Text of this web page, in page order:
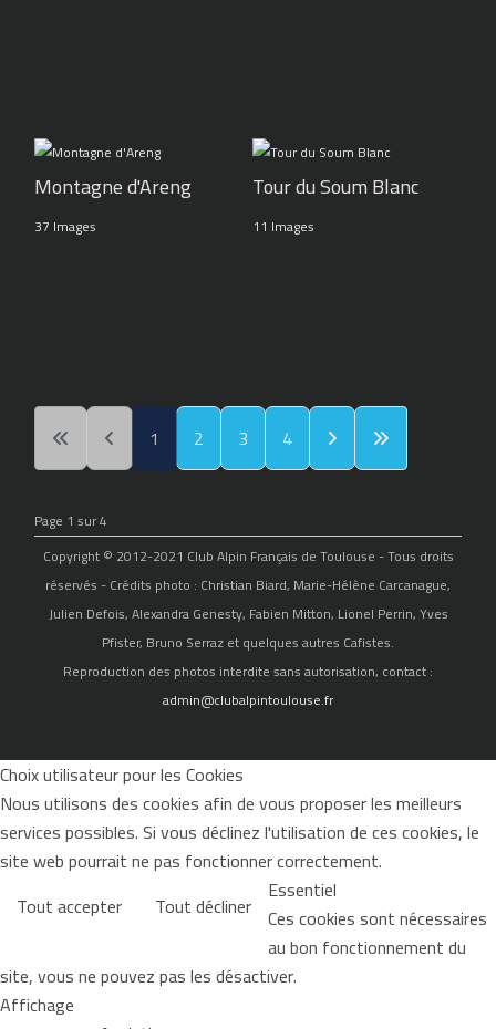
Montagne d'Areng
37 Images
Tour du Soum Blanc
11 Images
1 2 3 4
Page 1 sur 4
Copyright © 2012-2021 Club Alpin Français de Toulouse - Tous droits
réservés - Crédits photo : Christian Biard, Marie-Hélène Carcanague,
Julien Defois, Alexandra Genesty, Fabien Mitton, Lionel Perrin, Yves
Pfister, Bruno Serraz et quelques autres Cafistes.
Reproduction des photos interdite sans autorisation, contact :
admin@clubalpintoulouse.fr
Choix utilisateur pour les Cookies
Nous utilisons des cookies afin de vous proposer les meilleurs
services possibles. Si vous déclinez l'utilisation de ces cookies, le
site web pourrait ne pas fonctionner correctement.
Tout accepter
Tout décliner Essentiel
Ces cookies sont nécessaires
au bon fonctionnement du
site, vous ne pouvez pas les désactiver.
Affichage